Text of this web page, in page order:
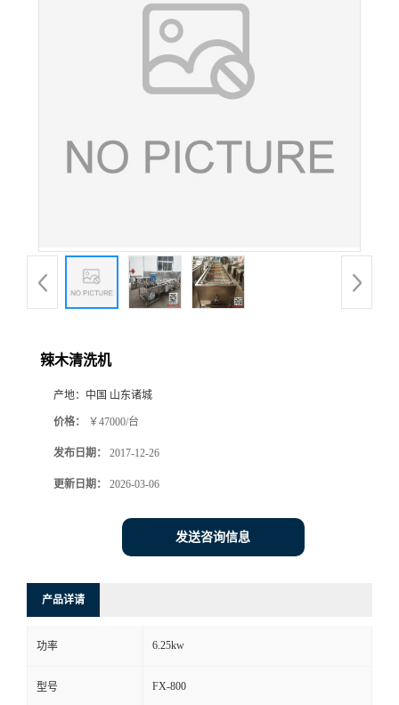
辣木清洗机
产地： 中国 山东诸城
价格： ￥47000/台
发布日期： 2017-12-26
更新日期： 2026-03-06
发送咨询信息
产品详请
功率 6.25kw
型号 FX-800